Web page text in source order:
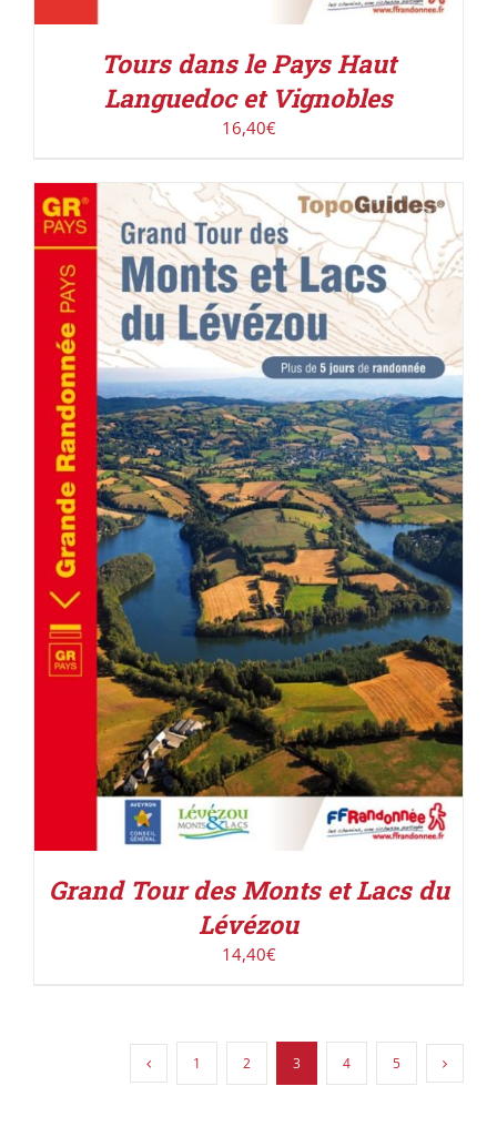
Tours dans le Pays Haut
Languedoc et Vignobles
16,40€
AJOUTER AU PANIER / DÉTAILS
Grand Tour des Monts et Lacs du
Lévézou
14,40€
1 2 3 4 5